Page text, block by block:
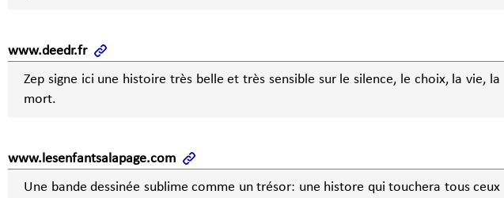
www.deedr.fr
Zep signe ici une histoire très belle et très sensible sur le silence, le choix, la vie, la
mort.
www.lesenfantsalapage.com
Une bande dessinée sublime comme un trésor: une histore qui touchera tous ceux